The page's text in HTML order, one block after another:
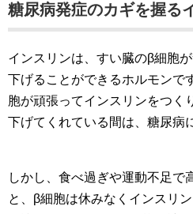
糖尿病発症のカギを握る
インスリンは、すい臓のβ細胞
下げることができるホルモンで
胞が頑張ってインスリンをつく
下げてくれている間は、糖尿病
しかし、食べ過ぎや運動不足で
と、β細胞は休みなくインスリ